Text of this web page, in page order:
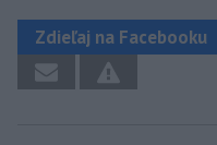
Zdieľaj na Facebooku